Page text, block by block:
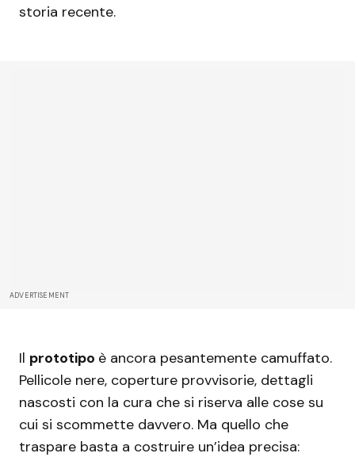
storia recente.
ADVERTISEMENT
Il prototipo è ancora pesantemente camuffato.
Pellicole nere, coperture provvisorie, dettagli
nascosti con la cura che si riserva alle cose su
cui si scommette davvero. Ma quello che
traspare basta a costruire un’idea precisa: